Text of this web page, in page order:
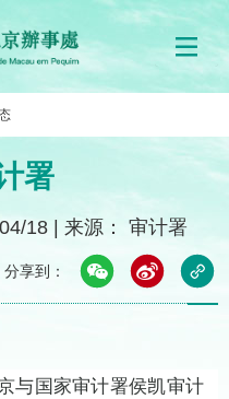
署
18 | 来源： 审计署
分享到：
与国家审计署侯凯审计